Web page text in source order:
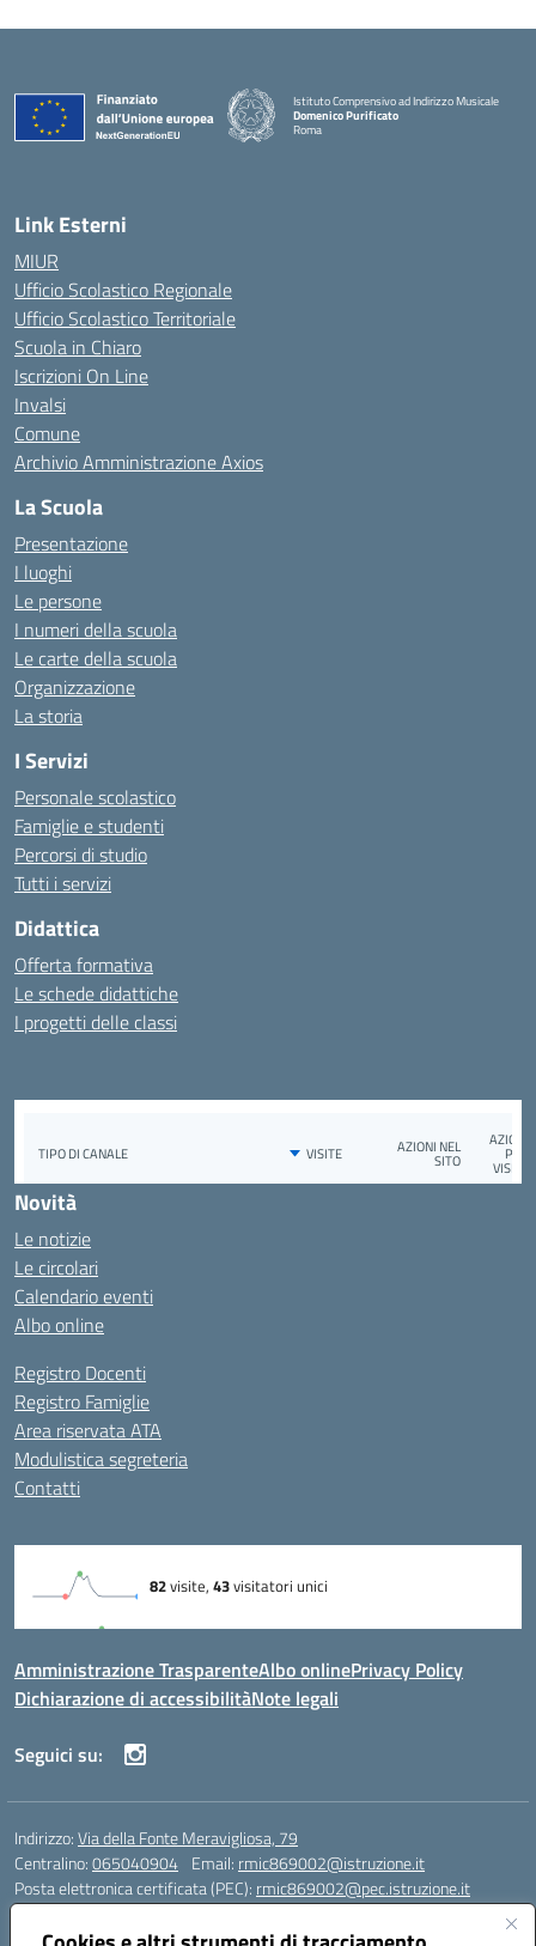
Istituto Comprensivo ad Indirizzo Musicale
Domenico Purificato
Roma
Link Esterni
MIUR
Ufficio Scolastico Regionale
Ufficio Scolastico Territoriale
Scuola in Chiaro
Iscrizioni On Line
Invalsi
Comune
Archivio Amministrazione Axios
La Scuola
Presentazione
I luoghi
Le persone
I numeri della scuola
Le carte della scuola
Organizzazione
La storia
I Servizi
Personale scolastico
Famiglie e studenti
Percorsi di studio
Tutti i servizi
Didattica
Offerta formativa
Le schede didattiche
I progetti delle classi
Novità
Le notizie
Le circolari
Calendario eventi
Albo online
Registro Docenti
Registro Famiglie
Area riservata ATA
Modulistica segreteria
Contatti
Amministrazione TrasparenteAlbo onlinePrivacy Policy
Dichiarazione di accessibilitàNote legali
Seguici su:
Indirizzo:Via della Fonte Meravigliosa, 79
Centralino:065040904 Email: rmic869002@istruzione.it
Posta elettronica certificata (PEC): rmic869002@pec.istruzione.it
Codice fiscale: 97197090588